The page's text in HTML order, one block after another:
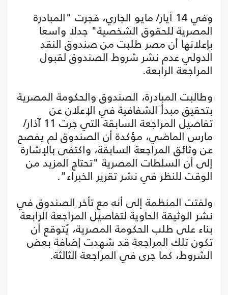
وفي 14 أيار/ مايو الجاري، فجرت "المبادرة
المصرية للحقوق الشخصية" جدلا واسعا
بإعلانها أن مصر طلبت من صندوق النقد
الدولي عدم نشر شروط الصندوق لقبول
المراجعة الرابعة.
وطالبت المبادرة، الصندوق والحكومة المصرية
بتحقيق مبدأ الشفافية في الإعلان عن
تفاصيل المراجعة السابقة التي جرت 11 آذار/
مارس الماضي، مؤكدة أن الصندوق لم يفصح
عن وثائق المراجعة السابقة، واكتفى بالإشارة
إلى أن السلطات المصرية "تحتاج المزيد من
الوقت للنظر في نشر تقرير الخبراء".
ولفتت المنظمة إلى أنه مع تأخر الصندوق في
نشر الوثيقة الحاوية لتفاصيل المراجعة الرابعة
بناء على طلب الحكومة المصرية، يُتوقع أن
تكون تلك المراجعة قد شهدت إضافة بعض
الشروط، كما جرى في المراجعة الثالثة.